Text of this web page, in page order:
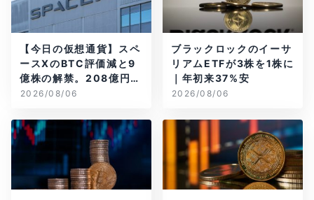
【今日の仮想通貨】スペ
ースXのBTC評価減と9
億株の解禁。208億円相
当のBTCが盗難
2026/08/06
ブラックロックのイーサ
リアムETFが3株を1株に
｜年初来37%安
2026/08/06